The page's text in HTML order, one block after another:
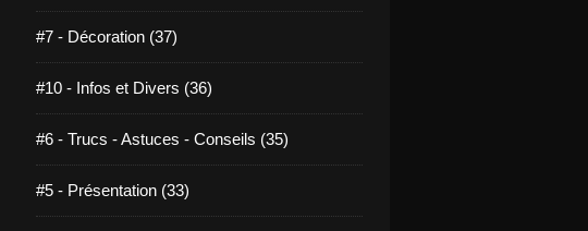
#7 - Décoration (37)
#10 - Infos et Divers (36)
#6 - Trucs - Astuces - Conseils (35)
#5 - Présentation (33)